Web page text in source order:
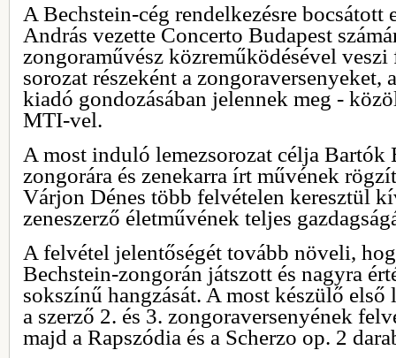
A Bechstein-cég rendelkezésre bocsátott
András vezette Concerto Budapest
zongoraművész közreműködésével
sorozat részeként a zongoraversenyeket,
kiadó gondozásában jelennek meg -
MTI-vel.
A most induló lemezsorozat célja Bartók
zongorára és zenekarra írt művének
Várjon Dénes több felvételen keresztül
zeneszerző életművének teljes
A felvétel jelentőségét tovább növeli,
Bechstein-zongorán játszott és nagyra
sokszínű hangzását. A most készülő első
a szerző 2. és 3. zongoraversenyének
majd a Rapszódia és a Scherzo op. 2